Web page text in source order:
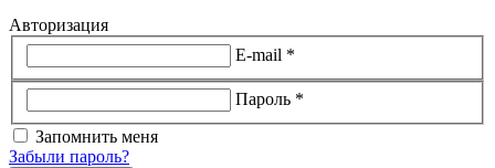
Авторизация
E-mail *
Пароль *
Запомнить меня
Забыли пароль?